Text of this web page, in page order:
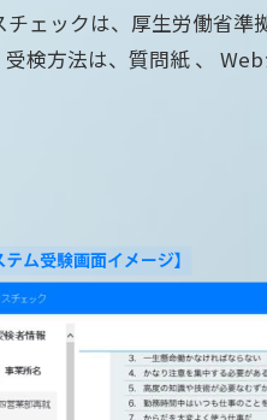
チェックは、厚生労働省
受検方法は、質問紙 、